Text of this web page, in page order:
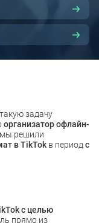
задачу
организатор офлайн-
мы решили
в TikTok в период с
с целью
прямо из